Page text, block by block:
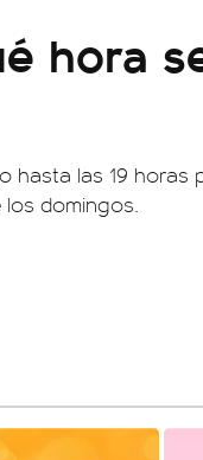
hora
hasta las 19 horas
domingos.